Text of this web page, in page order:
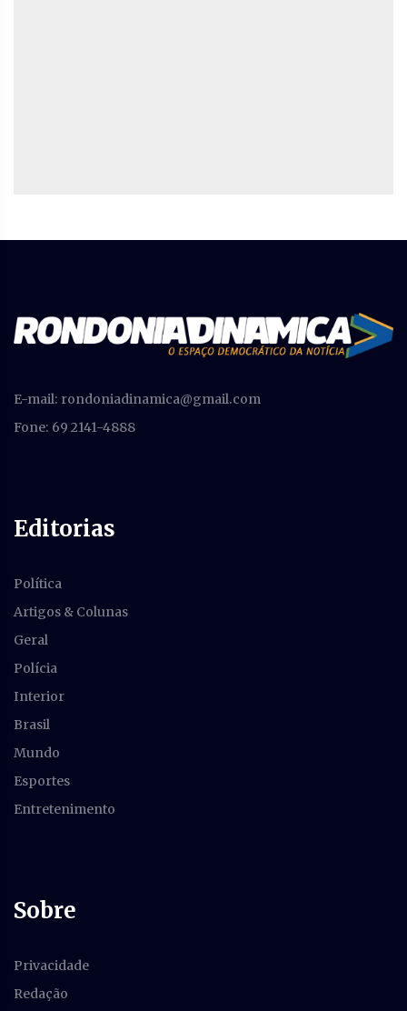
E-mail: rondoniadinamica@gmail.com
Fone: 69 2141-4888
Editorias
Política
Artigos & Colunas
Geral
Polícia
Interior
Brasil
Mundo
Esportes
Entretenimento
Sobre
Privacidade
Redação